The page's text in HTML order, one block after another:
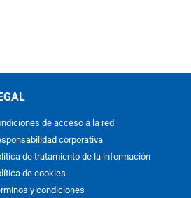
de acceso a la red
corporativa
de tratamiento de la información
de cookies
y condiciones